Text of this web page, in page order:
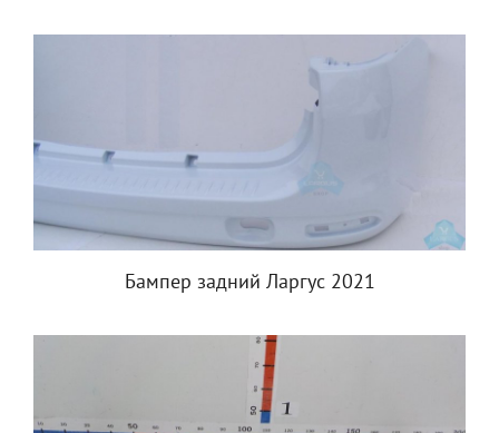
Бампер задний Ларгус 2021